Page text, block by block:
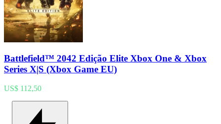
Battlefield™ 2042 Edição Elite Xbox One & Xbox
Series X|S (Xbox Game EU)
US$ 112,50